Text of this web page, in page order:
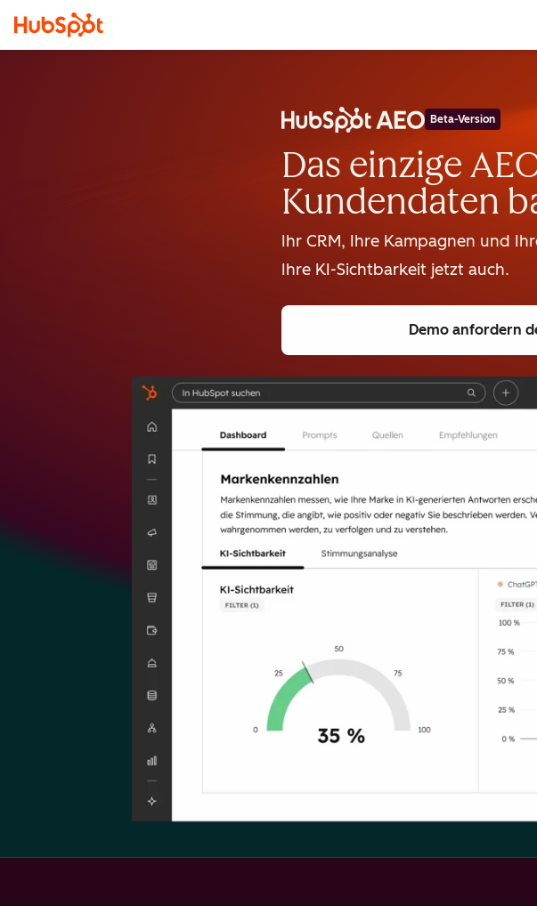
Beta-Version
Das einzige
Kundendaten
Ihr CRM, Ihre Kampagnen und
Ihre KI-Sichtbarkeit jetzt auch.
Demo anfordern